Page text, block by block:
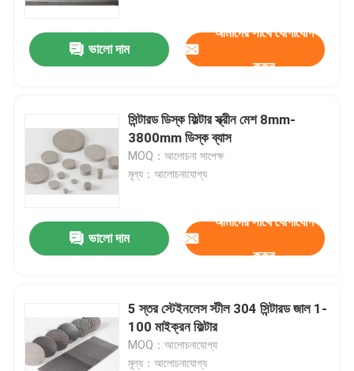
আমাদের সম্বন্ধে
কারখানা পরিদর্শন
আমাদের সাথে যোগাযোগ করুন
মামলা
প্রসারিত ধাতু তারের জাল
ছিদ্রযুক্ত ধাতু তারের জাল
ভালো দাম
আমাদের সাথে যোগাযোগ
করুন
সিন্টারড ডিস্ক ফিল্টার স্ক্রীন মেশ 8mm-
3800mm ডিস্ক ব্যাস
MOQ：আলোচনা সাপেক্ষ
মূল্য：আলোচনাযোগ্য
ভালো দাম
আমাদের সাথে যোগাযোগ
করুন
5 স্তর স্টেইনলেস স্টীল 304 সিন্টারড জাল 1-
100 মাইক্রন ফিল্টার
MOQ：আলোচনাযোগ্য
মূল্য：আলোচনাযোগ্য